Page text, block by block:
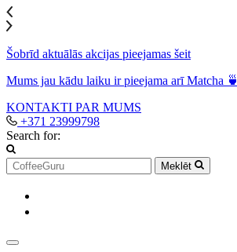
Šobrīd aktuālās akcijas pieejamas šeit
Mums jau kādu laiku ir pieejama arī Matcha 🍵
KONTAKTI PAR MUMS
+371 23999798
Search for:
Meklēt